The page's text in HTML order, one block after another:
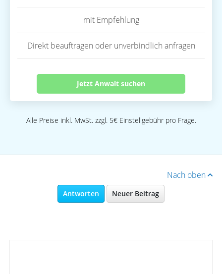
mit Empfehlung
Direkt beauftragen oder unverbindlich anfragen
Jetzt Anwalt suchen
Alle Preise inkl. MwSt. zzgl. 5€ Einstellgebühr pro Frage.
Nach oben
Antworten Neuer Beitrag